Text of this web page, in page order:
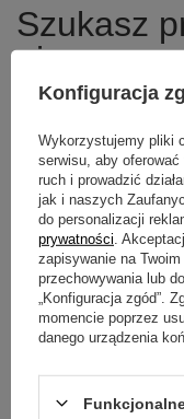
Szukasz
nie mamy
Jeśli nie znalazłeś w
przesłać nam opis
byćzalogowany.
Newsletter
Zapisz się do
bieżąco z aktualnymi
Konfiguracja
Wykorzystujemy pliki
serwisu, aby
ruch i prowadzić
jak i naszych
do personalizacji
prywatności .
zapisywanie na
przechowywania lub
„Konfiguracja zgód”.
momencie poprzez
danego urządzenia